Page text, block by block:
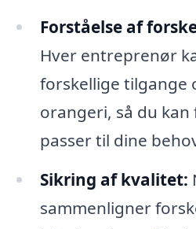
Forståelse af
Hver entreprenør
forskellige tilgange
orangeri, så du
passer til dine
Sikring af kvalitet:
sammenligner